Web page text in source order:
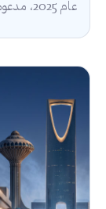
عام 2025، مدعوماً بنمو مشاريع الاستزراع المائي بنسبة 19%، في...